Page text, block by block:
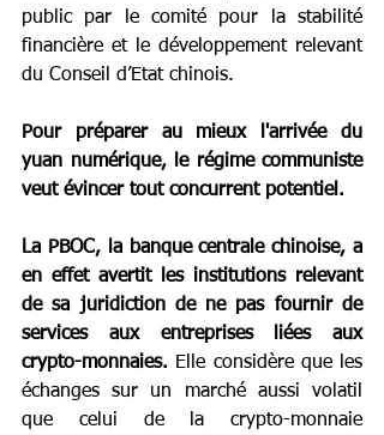
public par le comité pour la stabilité
financière et le développement relevant
du Conseil d’Etat chinois.
Pour préparer au mieux l'arrivée du
yuan numérique, le régime communiste
veut évincer tout concurrent potentiel.
La PBOC, la banque centrale chinoise, a
en effet avertit les institutions relevant
de sa juridiction de ne pas fournir de
services aux entreprises liées aux
crypto-monnaies. Elle considère que les
échanges sur un marché aussi volatil
que celui de la crypto-monnaie